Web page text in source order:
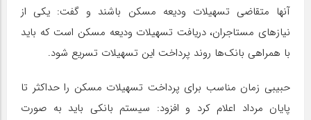
آنها متقاضی تسهیلات ودیعه مسکن باشند و گفت: یکی از
نیازهای مستاجران، دریافت تسهیلات ودیعه مسکن است که باید
با همراهی بانک‌ها روند پرداخت این تسهیلات تسریع شود.
حبیبی زمان مناسب برای پرداخت تسهیلات مسکن را حداکثر تا
پایان مرداد اعلام کرد و افزود: سیستم بانکی باید به صورت